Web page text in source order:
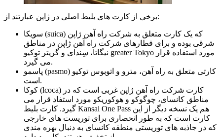
برخی از کارت های بلیط اصلی در ژاپن عبارتند از:
سویکا (suica) که یک کارت متعلق به شرکت راه آهن ژاپن
شرقی بوده و برای قطارهای شرکت راه آهن ژاپن در مناطق
نیگاتا، سِندای و گریتر توکیو greater Tokyo مورد استفاده قرار
می گیرد.
پاسمو (pasmo) کارتی متعلق به راه آهن، مترو و اتوبوس توکیو
است.
کوکا (lcoca) کارت شرکت راه آهن ژاپن غربی است که در
مناطق کانسای، چوگوکو و هوکوریکو مورد استفاد قرار می
گیرد. کارت بلیط Kansai One Pass هم یک نسخه دیگر از این
کارت است که به طور انحصاری برای توریست های خارجی
که در جاذبه های توریستی منطقه کانسای به دنبال بهره مندی